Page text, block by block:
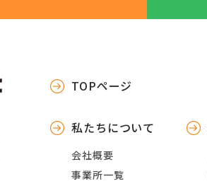
TOPページ
私たちについて
会社概要
事業所一覧